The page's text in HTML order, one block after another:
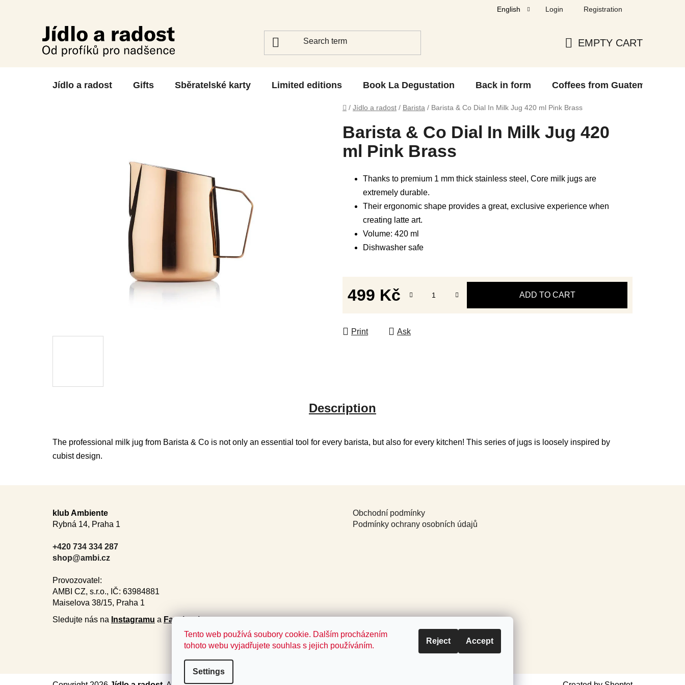
Tento web používá soubory cookie. Dalším procházením
tohoto webu vyjadřujete souhlas s jejich používáním.
Settings
Reject Accept
English Login Registration
CART
EMPTY CART
Jídlo a radost Gifts Sběratelské karty Limited editions Book La Degustation Back in form Coffees from Guatemala
Home
/ Jídlo a radost / Barista / Barista & Co Dial In Milk Jug 420 ml Pink Brass
Barista & Co Dial In Milk Jug 420
ml Pink Brass
Thanks to premium 1 mm thick stainless steel, Core milk jugs are
extremely durable.
Their ergonomic shape provides a great, exclusive experience when
creating latte art.
Volume: 420 ml
Dishwasher safe
499 Kč ADD TO CART
Print Ask
Description
The professional milk jug from Barista & Co is not only an essential tool for every barista, but also for every kitchen! This series of jugs is loosely inspired by
cubist design.
klub Ambiente
Rybná 14, Praha 1
+420 734 334 287
shop@ambi.cz
Provozovatel:
AMBI CZ, s.r.o., IČ: 63984881
Maiselova 38/15, Praha 1
Sledujte nás na Instagramu a Facebooku.
Obchodní podmínky
Podmínky ochrany osobních údajů